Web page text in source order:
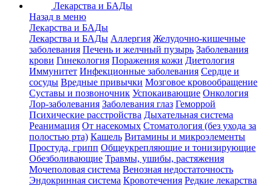
Лекарства и БАДы
Назад в меню
Лекарства и БАДы
Лекарства и БАДы Аллергия Желудочно-кишечные
заболевания Печень и желчный пузырь Заболевания
крови Гинекология Поражения кожи Диетология
Иммунитет Инфекционные заболевания Сердце и
сосуды Вредные привычки Мозговое кровообращение
Суставы и позвоночник Успокаивающие Онкология
Лор-заболевания Заболевания глаз Геморрой
Психические расстройства Дыхательная система
Реанимация От насекомых Стоматология (без ухода за
полостью рта) Кашель Витамины и микроэлементы
Простуда, грипп Общеукрепляющие и тонизирующие
Обезболивающие Травмы, ушибы, растяжения
Мочеполовая система Венозная недостаточность
Эндокринная система Кровотечения Редкие лекарства